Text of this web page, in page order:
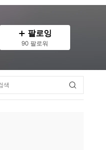
팔로잉
90 팔로워